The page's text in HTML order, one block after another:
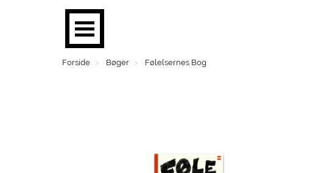
BRUGSKUNST
Forside Bøger Følelsernes Bog